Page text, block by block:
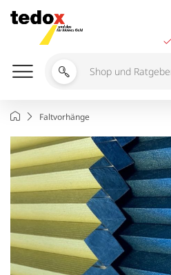
Inhalt
springen
Shop
durchsuchen
StartseiteFaltvorhänge